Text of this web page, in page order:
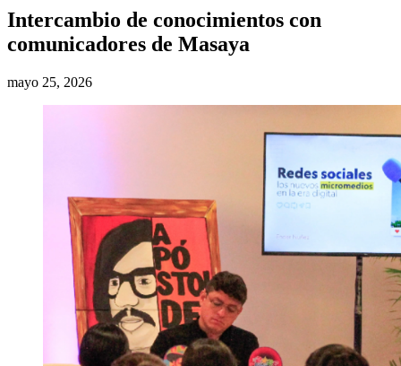
Intercambio de conocimientos con
comunicadores de Masaya
mayo 25, 2026